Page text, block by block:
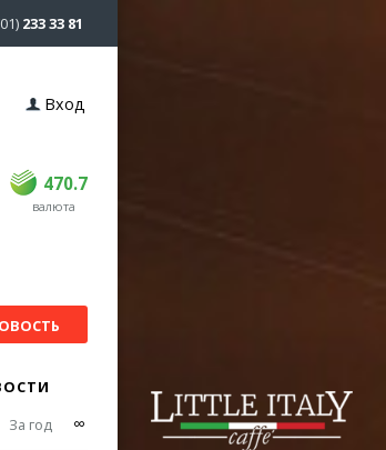
233 33 81
Вход
470.7
468.5 470.7
валюта
За год ∞